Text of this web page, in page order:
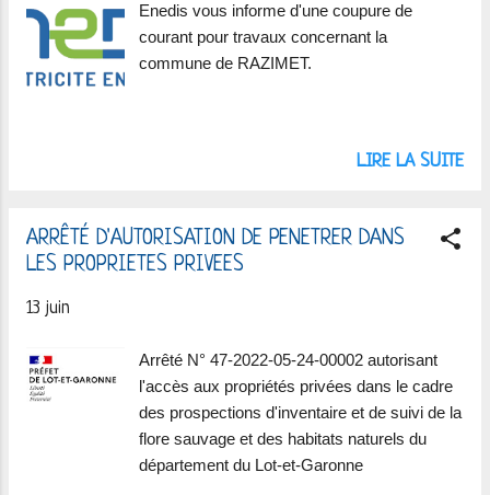
Enedis vous informe d'une coupure de
courant pour travaux concernant la
commune de RAZIMET.
LIRE LA SUITE
ARRÊTÉ D'AUTORISATION DE PENETRER DANS
LES PROPRIETES PRIVEES
13 juin
Arrêté N° 47-2022-05-24-00002 autorisant
l'accès aux propriétés privées dans le cadre
des prospections d'inventaire et de suivi de la
flore sauvage et des habitats naturels du
département du Lot-et-Garonne